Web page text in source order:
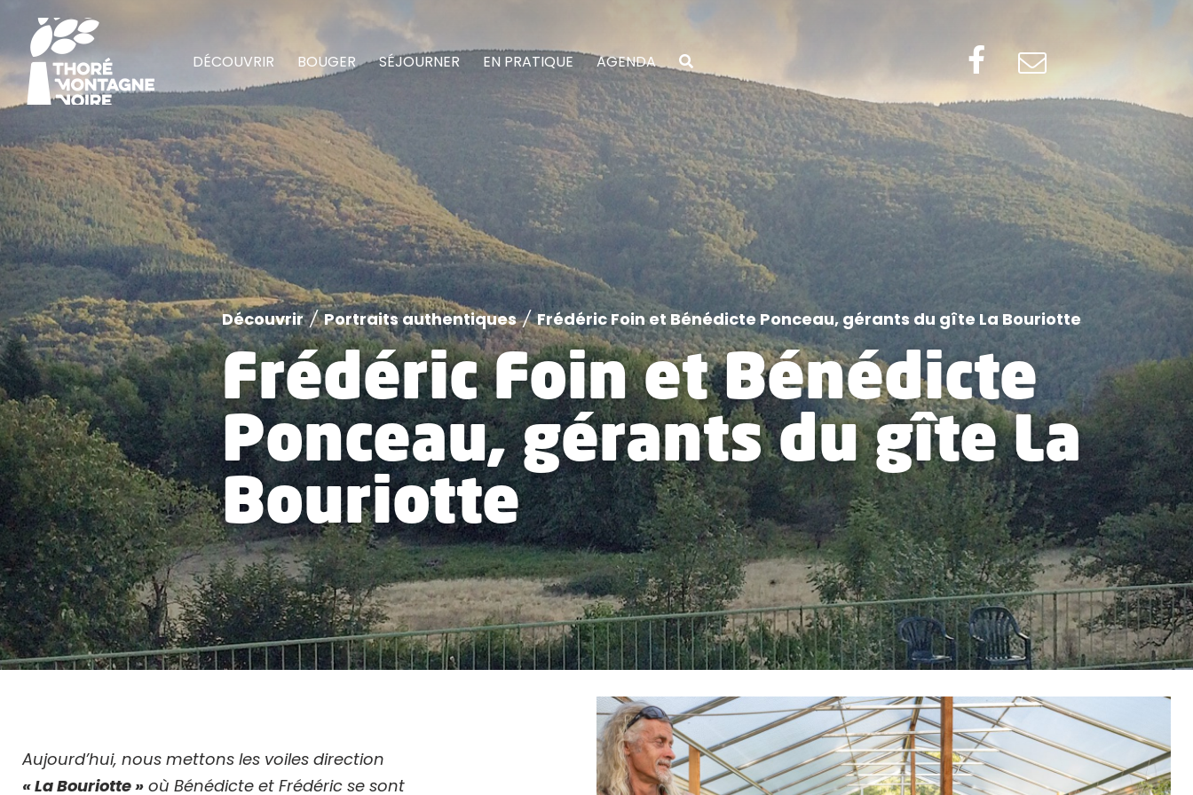
DÉCOUVRIR BOUGER SÉJOURNER EN PRATIQUE AGENDA
Découvrir / Portraits authentiques / Frédéric Foin et Bénédicte Ponceau, gérants du gîte La Bouriotte
Frédéric Foin et Bénédicte
Ponceau, gérants du gîte La
Bouriotte
Aujourd’hui, nous mettons les voiles direction
« La Bouriotte » où Bénédicte et Frédéric se sont